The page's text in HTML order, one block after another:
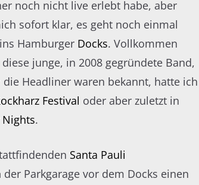
noch nicht live erlebt habe, aber
sofort klar, es geht noch einmal
Hamburger Docks. Vollkommen
junge, in 2008 gegründete Band,
Headliner waren bekannt, hatte ich
Festival oder aber zuletzt in
.
Santa Pauli
Parkgarage vor dem Docks einen